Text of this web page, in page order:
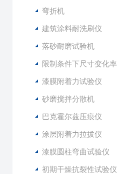
弯折机
建筑涂料耐洗刷仪
落砂耐磨试验机
限制条件下尺寸变化率
漆膜附着力试验仪
砂磨搅拌分散机
巴克霍尔兹压痕仪
涂层附着力拉拔仪
漆膜圆柱弯曲试验仪
初期干燥抗裂性试验仪